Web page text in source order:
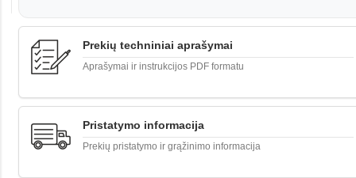
Prekių techniniai aprašymai
Aprašymai ir instrukcijos PDF formatu
Pristatymo informacija
Prekių pristatymo ir grąžinimo informacija